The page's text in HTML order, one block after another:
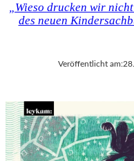
„Wieso drucken wir
des neuen
Veröffentlicht am: